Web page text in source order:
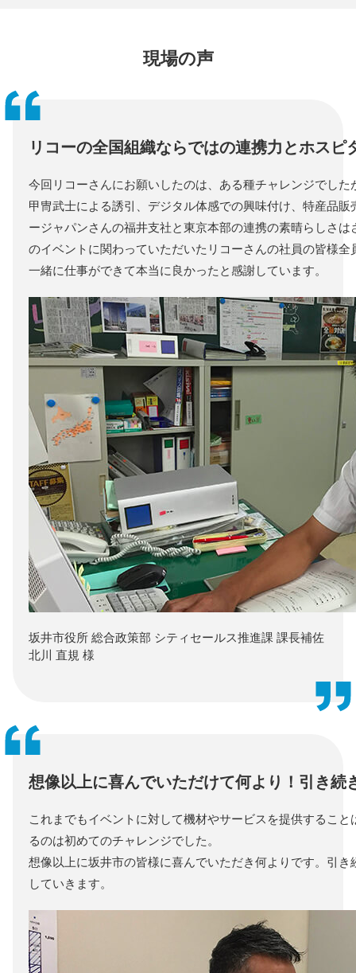
現場の声
リコーの全国組織ならではの連携力とホスピ
今回リコーさんにお願いしたのは、ある種チャレンジでした
甲冑武士による誘引、デジタル体感での興味付け、特産品
ージャパンさんの福井支社と東京本部の連携の素晴らしさ
のイベントに関わっていただいたリコーさんの社員の皆様
一緒に仕事ができて本当に良かったと感謝しています。
坂井市役所 総合政策部 シティセールス推進課 課長補佐
北川 直規 様
想像以上に喜んでいただけて何より！引き続
これまでもイベントに対して機材やサービスを提供するこ
るのは初めてのチャレンジでした。
想像以上に坂井市の皆様に喜んでいただき何よりです。引
していきます。